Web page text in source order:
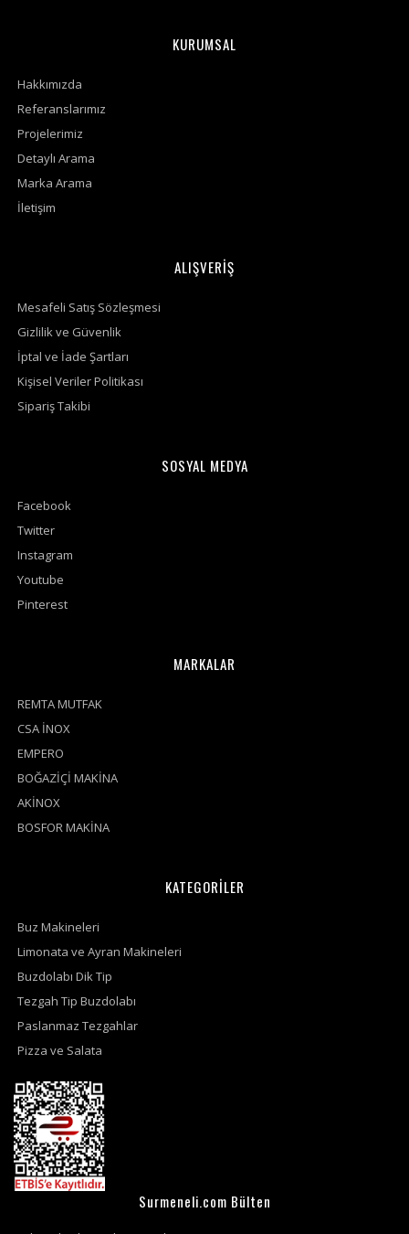
KURUMSAL
Hakkımızda
Referanslarımız
Projelerimiz
Detaylı Arama
Marka Arama
İletişim
ALIŞVERİŞ
Mesafeli Satış Sözleşmesi
Gizlilik ve Güvenlik
İptal ve İade Şartları
Kişisel Veriler Politikası
Sipariş Takibi
SOSYAL MEDYA
Facebook
Twitter
Instagram
Youtube
Pinterest
MARKALAR
REMTA MUTFAK
CSA İNOX
EMPERO
BOĞAZİÇİ MAKİNA
AKİNOX
BOSFOR MAKİNA
KATEGORİLER
Buz Makineleri
Limonata ve Ayran Makineleri
Buzdolabı Dik Tip
Tezgah Tip Buzdolabı
Paslanmaz Tezgahlar
Pizza ve Salata
Surmeneli.com Bülten